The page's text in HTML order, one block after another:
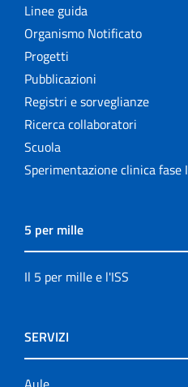
Linee guida
Organismo Notificato
Progetti
Pubblicazioni
Registri e sorveglianze
Ricerca collaboratori
Scuola
Sperimentazione clinica fase I
5 per mille
Il 5 per mille e l'ISS
SERVIZI